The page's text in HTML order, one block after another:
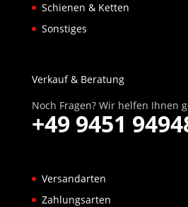
Schienen & Ketten
Sonstiges
Verkauf & Beratung
Noch Fragen? Wir helfen Ihnen
+49 9451
Versandarten
Zahlungsarten